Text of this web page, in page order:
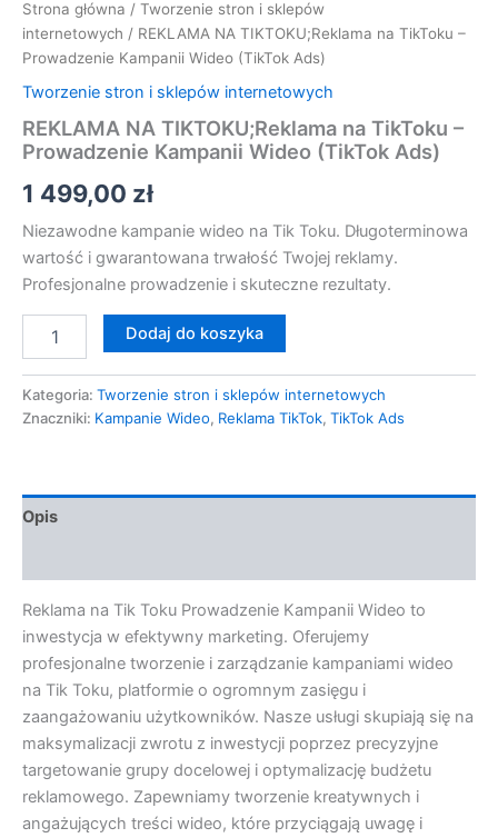
Strona główna / Tworzenie stron i sklepów
internetowych / REKLAMA NA TIKTOKU;Reklama na TikToku –
Prowadzenie Kampanii Wideo (TikTok Ads)
Tworzenie stron i sklepów internetowych
REKLAMA NA TIKTOKU;Reklama na TikToku –
Prowadzenie Kampanii Wideo (TikTok Ads)
1 499,00 zł
Niezawodne kampanie wideo na Tik Toku. Długoterminowa
wartość i gwarantowana trwałość Twojej reklamy.
Profesjonalne prowadzenie i skuteczne rezultaty.
Dodaj do koszyka
Kategoria: Tworzenie stron i sklepów internetowych
Znaczniki: Kampanie Wideo, Reklama TikTok, TikTok Ads
Opis
Reklama na Tik Toku Prowadzenie Kampanii Wideo to
inwestycja w efektywny marketing. Oferujemy
profesjonalne tworzenie i zarządzanie kampaniami wideo
na Tik Toku, platformie o ogromnym zasięgu i
zaangażowaniu użytkowników. Nasze usługi skupiają się na
maksymalizacji zwrotu z inwestycji poprzez precyzyjne
targetowanie grupy docelowej i optymalizację budżetu
reklamowego. Zapewniamy tworzenie kreatywnych i
angażujących treści wideo, które przyciągają uwagę i